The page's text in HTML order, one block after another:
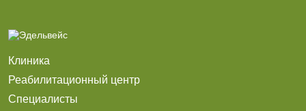
Клиника
Реабилитационный центр
Специалисты